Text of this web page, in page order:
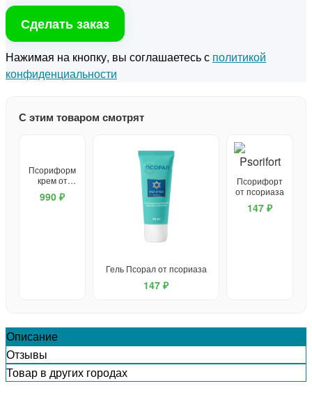
Сделать заказ
Нажимая на кнопку, вы соглашаетесь с политикой
конфиденциальности
С этим товаром смотрят
Псориформ
крем от
псориаза
990 ₽
Гель Псорал от псориаза
147 ₽
Псорифорт
от псориаза
147 ₽
Описание
Отзывы
Товар в других городах